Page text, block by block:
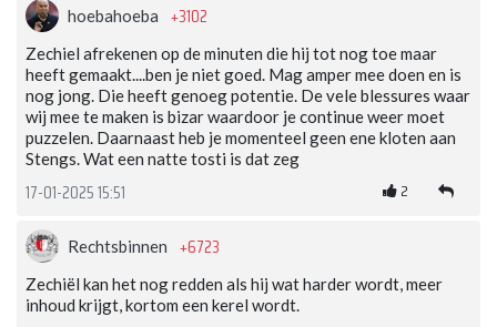
hoebahoeba +3102
Zechiel afrekenen op de minuten die hij tot nog toe maar
heeft gemaakt....ben je niet goed. Mag amper mee doen en is
nog jong. Die heeft genoeg potentie. De vele blessures waar
wij mee te maken is bizar waardoor je continue weer moet
puzzelen. Daarnaast heb je momenteel geen ene kloten aan
Stengs. Wat een natte tosti is dat zeg
17-01-2025 15:51 2
Rechtsbinnen +6723
Zechiël kan het nog redden als hij wat harder wordt, meer
inhoud krijgt, kortom een kerel wordt.